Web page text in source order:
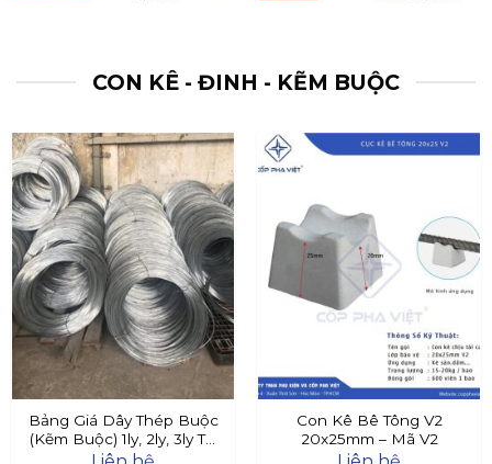
CON KÊ - ĐINH - KẼM BUỘC
Bảng Giá Dây Thép Buộc
(Kẽm Buộc) 1ly, 2ly, 3ly Tại
Đây
Con Kê Bê Tông V2
20x25mm – Mã V2